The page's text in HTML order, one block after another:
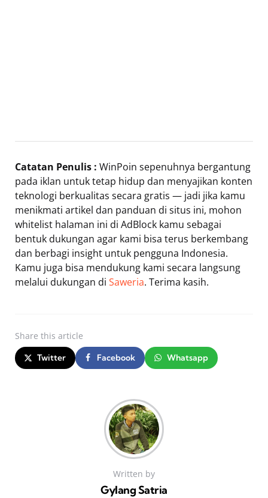
Catatan Penulis : WinPoin sepenuhnya bergantung
pada iklan untuk tetap hidup dan menyajikan konten
teknologi berkualitas secara gratis — jadi jika kamu
menikmati artikel dan panduan di situs ini, mohon
whitelist halaman ini di AdBlock kamu sebagai
bentuk dukungan agar kami bisa terus berkembang
dan berbagi insight untuk pengguna Indonesia.
Kamu juga bisa mendukung kami secara langsung
melalui dukungan di Saweria. Terima kasih.
Share this article
Twitter Facebook Whatsapp
Written by
Gylang Satria